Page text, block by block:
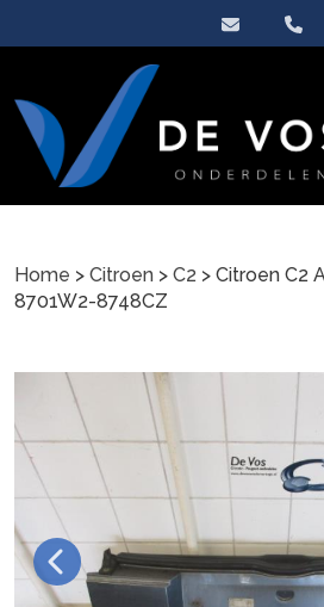
Home > Citroen > C2 > Citroen C2
8701W2-8748CZ